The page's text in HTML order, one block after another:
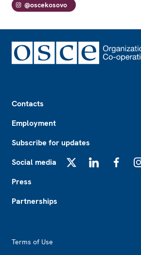
@oscekosovo
Contacts
Employment
Subscribe for updates
Social media
Press
Partnerships
Terms of Use